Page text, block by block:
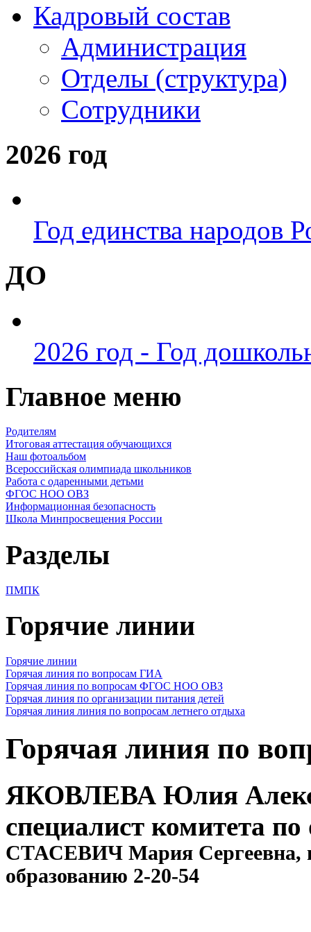
Кадровый состав
Администрация
Отделы (структура)
Сотрудники
2026 год
Год единства народов
ДО
2026 год - Год
Главное меню
Родителям
Итоговая аттестация обучающихся
Наш фотоальбом
Всероссийская олимпиада школьников
Работа с одаренными детьми
ФГОС НОО ОВЗ
Информационная безопасность
Школа Минпросвещения России
Разделы
ПМПК
Горячие линии
Горячие линии
Горячая линия по вопросам ГИА
Горячая линия по вопросам ФГОС НОО ОВЗ
Горячая линия по организации питания детей
Горячая линия линия по вопросам летнего отдыха
Горячая линия по
ЯКОВЛЕВА Юлия
специалист комитета
СТАСЕВИЧ Мария Сергеевна,
образованию 2-20-54